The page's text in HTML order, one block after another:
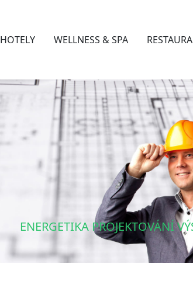
HOTELY WELLNESS & SPA
ENERGETIKA PROJEKTOVÁNÍ